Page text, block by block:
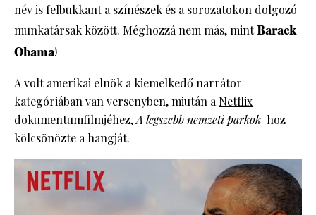
név is felbukkant a színészek és a sorozatokon dolgozó
munkatársak között. Méghozzá nem más, mintBarack
Obama!
A volt amerikai elnök a kiemelkedő narrátor
kategóriában van versenyben, miután aNetflix
dokumentumfilmjéhez,A legszebb nemzeti parkok-hoz
kölcsönözte a hangját.